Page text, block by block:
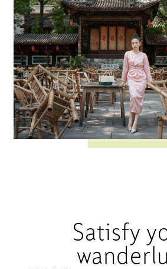
Satisfy